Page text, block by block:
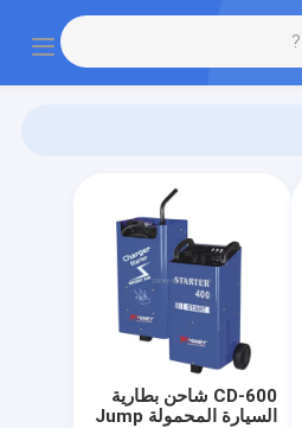
CD-600 شاحن بطارية
السيارة المحمولة Jump